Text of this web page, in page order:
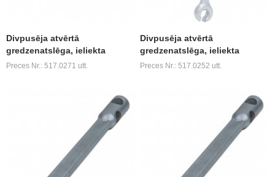
Divpusēja atvērtā
gredzenatslēga, ieliekta
Preces Nr.: 517.0271 utt.
Divpusēja atvērtā
gredzenatslēga, ieliekta
Preces Nr.: 517.0252 utt.